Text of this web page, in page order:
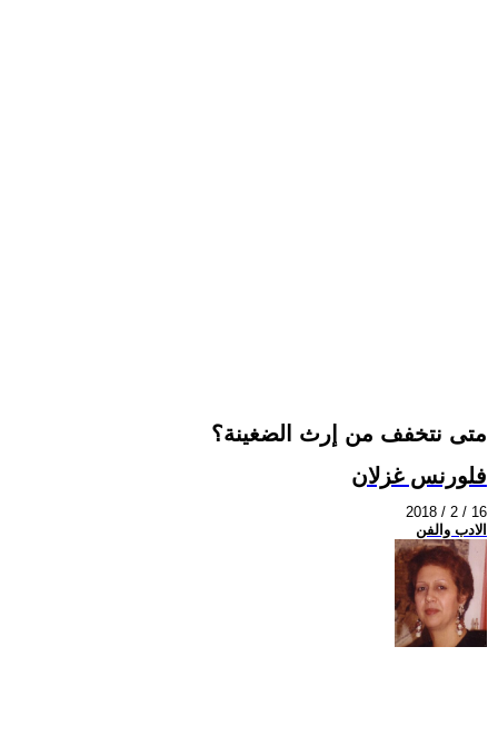
متى نتخفف من إرث الضغينة؟
فلورنس غزلان
2018 / 2 / 16
الادب والفن